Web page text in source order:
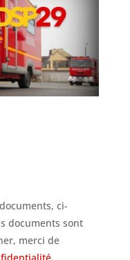
ci-
documents sont
merci de